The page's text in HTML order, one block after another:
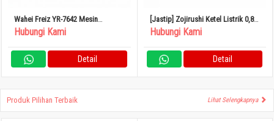
Wahei Freiz YR-7642 Mesin
Takoyaki Elektrik Persegi Kios Yaki
Yaki Asli 22 Lubang
Hubungi Kami
Detail
[Jastip] Zojirushi Ketel Listrik 0,8L
Kompak 1 Cangkir
Hubungi Kami
Detail
Produk Pilihan Terbaik Lihat Selengkapnya